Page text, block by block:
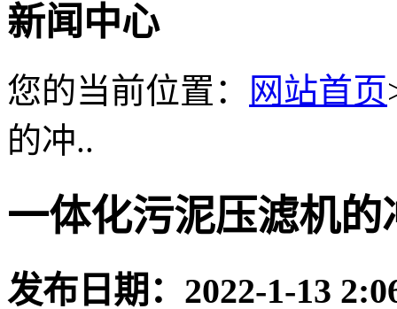
新闻中心
您的当前位置： 网站首页
的冲..
一体化污泥压滤机
发布日期： 2022-1-13